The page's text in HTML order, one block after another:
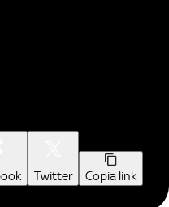
Twitter Copia link